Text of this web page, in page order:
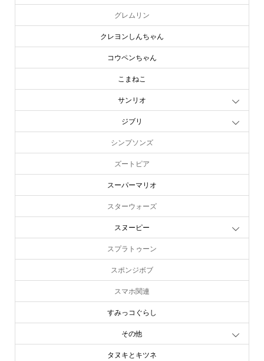
グレムリン
クレヨンしんちゃん
コウペンちゃん
こまねこ
サンリオ
ジブリ
シンプソンズ
ズートピア
スーパーマリオ
スターウォーズ
スヌーピー
スプラトゥーン
スポンジボブ
スマホ関連
すみっコぐらし
その他
タヌキとキツネ